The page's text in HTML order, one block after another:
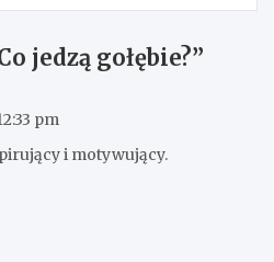
jedzą gołębie?”
pm
i motywujący.